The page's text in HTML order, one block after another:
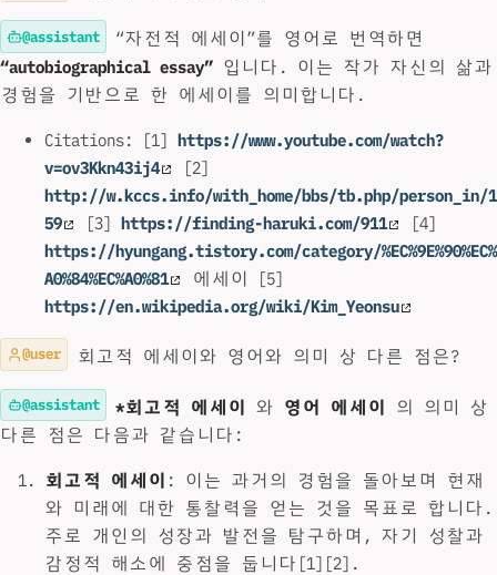
@assistant
“자전적 에세이”를 영어로 번역하면
“autobiographical essay” 입니다. 이는 작가 자신의 삶과
경험을 기반으로 한 에세이를 의미합니다.
Citations: [1] https://www.youtube.com/watch?
v=ov3Kkn43ij4
[2]
http://w.kccs.info/with_home/bbs/tb.php/person_in/1
59
[3] https://finding-haruki.com/911
[4]
https://hyungang.tistory.com/category/%EC%9E%90%EC%
A0%84%EC%A0%81
에세이 [5]
https://en.wikipedia.org/wiki/Kim_Yeonsu
@user 회고적 에세이와 영어와 의미 상 다른 점은?
@assistant *회고적 에세이 와 영어 에세이
의 의미 상
다른 점은 다음과 같습니다:
회고적 에세이 : 이는 과거의 경험을 돌아보며 현재
와 미래에 대한 통찰력을 얻는 것을 목표로 합니다.
주로 개인의 성장과 발전을 탐구하며, 자기 성찰과
감정적 해소에 중점을 둡니다[1][2].